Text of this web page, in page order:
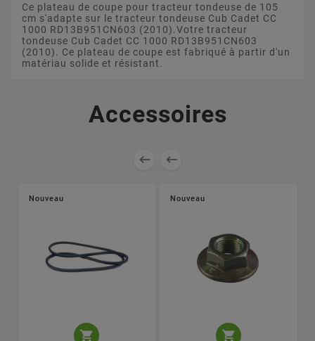
Ce plateau de coupe pour tracteur tondeuse de 105
cm s'adapte sur le tracteur tondeuse Cub Cadet CC
1000 RD13B951CN603 (2010).Votre tracteur
tondeuse Cub Cadet CC 1000 RD13B951CN603
(2010). Ce plateau de coupe est fabriqué à partir d'un
matériau solide et résistant.
Accessoires
 
Nouveau

Nouveau
